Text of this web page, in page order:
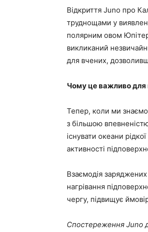
Відкриття Juno про
труднощами у
полярним овом
викликаний
для вчених,
Чому це важливо
Тепер, коли ми
з більшою
існувати океани
активності
Взаємодія
нагрівання
чергу, підвищує
Спостереження Juno